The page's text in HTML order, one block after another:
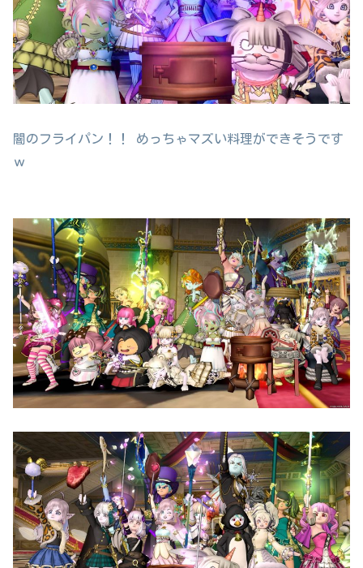
闇のフライパン！！ めっちゃマズい料理ができそうです
ｗ